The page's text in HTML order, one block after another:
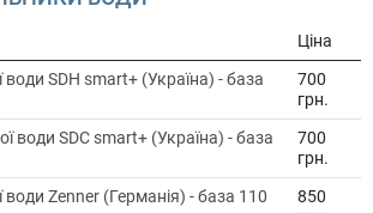
перевищують показники більшості
гарячої води, які дозволяють суттєво
ВОДИ ТА ЇХ
відрізняються за видом, конструкцією,
Ціна
води SDH smart+ (Україна) - база
700
грн.
води SDC smart+ (Україна) - база
700
грн.
води Zenner (Германія) - база 110
850